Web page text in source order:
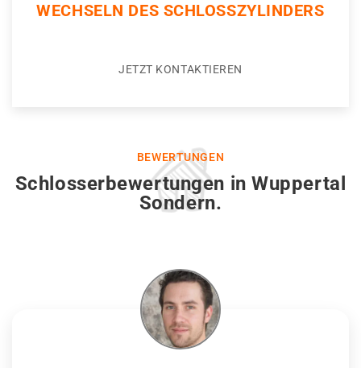
WECHSELN DES SCHLOSSZYLINDERS
JETZT KONTAKTIEREN
BEWERTUNGEN
Schlosserbewertungen in Wuppertal
Sondern.